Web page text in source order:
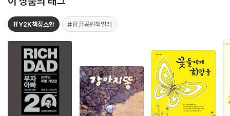
#Y2K책장소환 #탑골공원책벌레